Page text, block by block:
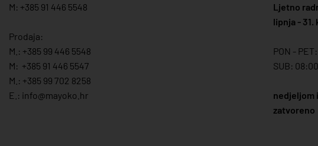
M: +385 91 446 5548
Prodaja:
M.: +385 99 446 5548
M: +385 91 446 5547
M.: +385 99 702 8258
E.: info@mayoko. hr
Ljetno
lipnja - 31.
PON -
SUB:
nedjeljom
zatvoreno